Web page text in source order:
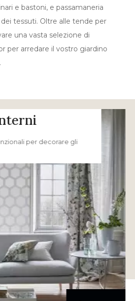
e bastoni, e passamaneria
tessuti. Oltre alle tende per
una vasta selezione di
per arredare il vostro giardino
per decorare gli